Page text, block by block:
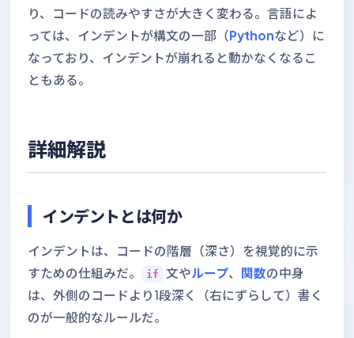
り、コードの読みやすさが大きく変わる。言語によ
っては、インデントが構文の一部（Pythonなど）に
なっており、インデントが崩れると動かなくなるこ
ともある。
詳細解説
インデントとは何か
インデントは、コードの階層（深さ）を視覚的に示
すための仕組みだ。
if 文やループ、 関数の中身
は、外側のコードより1段深く（右にずらして）書く
のが一般的なルールだ。